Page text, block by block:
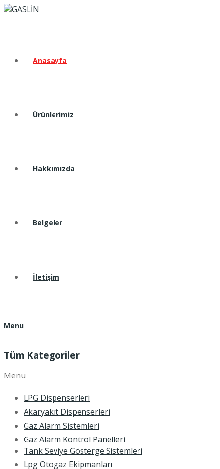
Anasayfa
Ürünlerimiz
Hakkımızda
Belgeler
İletişim
Menu
Tüm Kategoriler
Menu
LPG Dispenserleri
Akaryakıt Dispenserleri
Gaz Alarm Sistemleri
Gaz Alarm Kontrol Panelleri
Tank Seviye Gösterge Sistemleri
Lpg Otogaz Ekipmanları